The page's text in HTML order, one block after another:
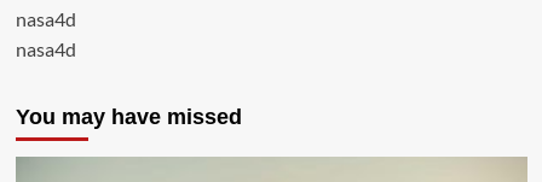
nasa4d
nasa4d
You may have missed